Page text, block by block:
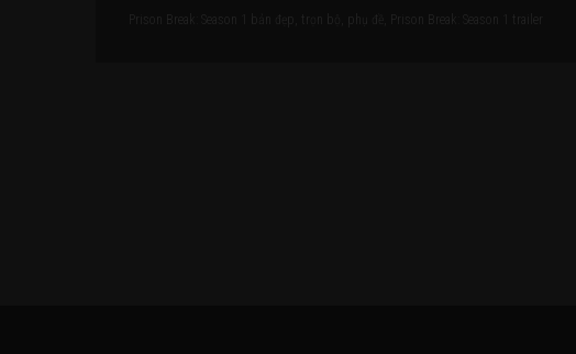
Prison Break: Season 1 bản đẹp, trọn bộ, phụ đề, Prison Break: Season 1 trailer